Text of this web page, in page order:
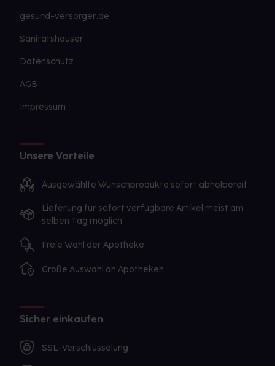
gesund-versorger.de
Sanitätshäuser
Datenschutz
AGB
Impressum
Unsere Vorteile
Ausgewählte Wunschprodukte sofort abholbereit
Lieferung für sofort verfügbare Artikel meist am
selben Tag möglich
Freie Wahl der Apotheke
Große Auswahl an Apotheken
Sicher einkaufen
SSL-Verschlüsselung